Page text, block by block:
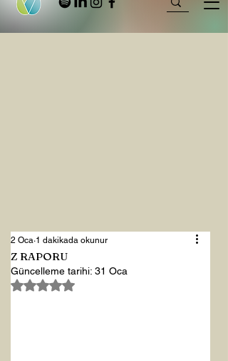
Z RAPORU
2 Oca 1 dakikada okunur
Güncelleme tarihi: 31 Oca
5 üzerinden NaN yıldız